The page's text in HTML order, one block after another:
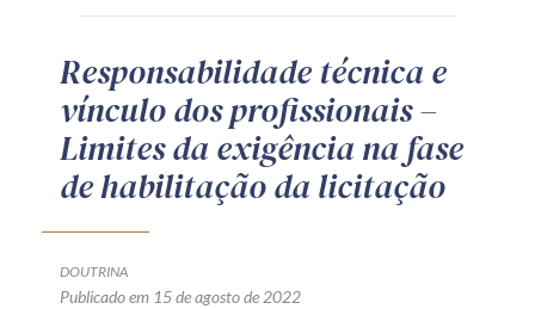
A Zênite
Como publicar conosco
Site da Zênite
Contato
Guia de Direitos dos Titulares de Dados
Responsabilidade técnica e
vínculo dos profissionais –
Limites da exigência na fase
de habilitação da licitação
DOUTRINA
Publicado em 15 de agosto de 2022